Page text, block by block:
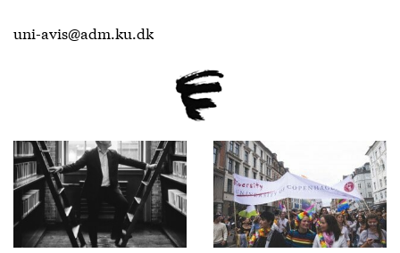
uni-avis@adm.ku.dk